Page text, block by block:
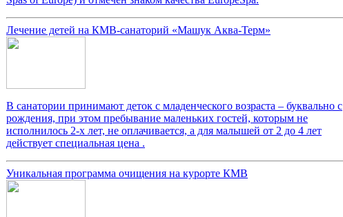
Лечение детей на КМВ-санаторий «Машук Аква-Терм»
В санатории принимают деток с младенческого возраста – буквально с
рождения, при этом пребывание маленьких гостей, которым не
исполнилось 2-х лет, не оплачивается, а для малышей от 2 до 4 лет
действует специальная цена .
Уникальная программа очищения на курорте КМВ